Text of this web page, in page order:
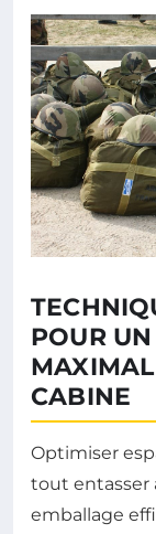
POUR
CABINE
Optimiser
tout entasser
emballage